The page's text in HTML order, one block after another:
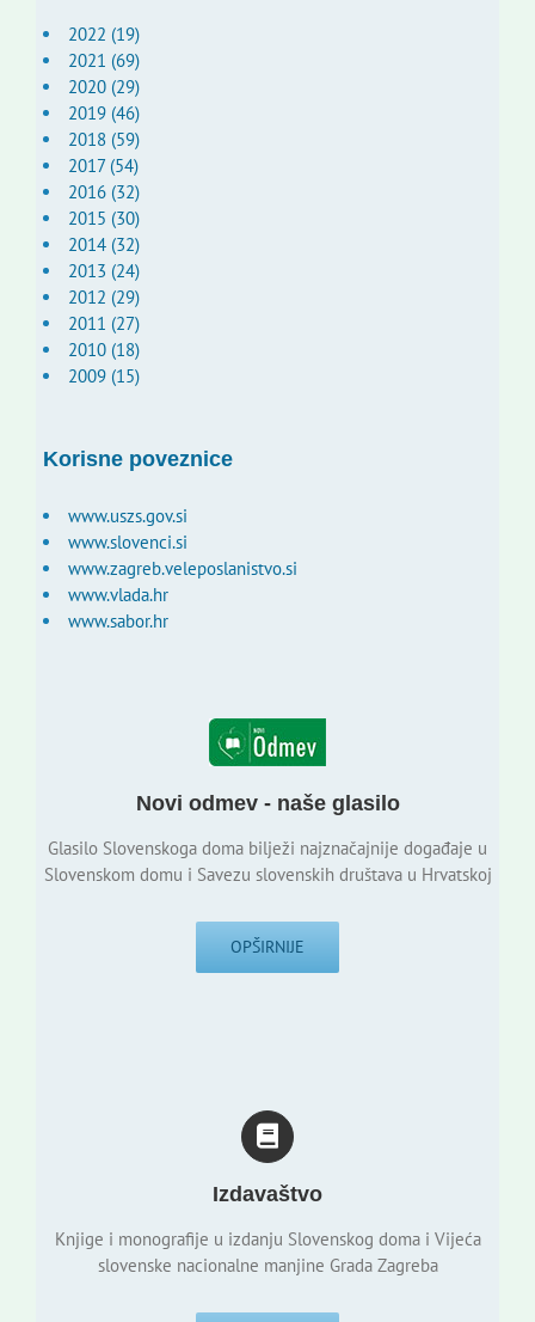
2022 (19)
2021 (69)
2020 (29)
2019 (46)
2018 (59)
2017 (54)
2016 (32)
2015 (30)
2014 (32)
2013 (24)
2012 (29)
2011 (27)
2010 (18)
2009 (15)
Korisne poveznice
www.uszs.gov.si
www.slovenci.si
www.zagreb.veleposlanistvo.si
www.vlada.hr
www.sabor.hr
Novi odmev - naše glasilo
Glasilo Slovenskoga doma bilježi najznačajnije događaje u
Slovenskom domu i Savezu slovenskih društava u Hrvatskoj
OPŠIRNIJE
Izdavaštvo
Knjige i monografije u izdanju Slovenskog doma i Vijeća
slovenske nacionalne manjine Grada Zagreba